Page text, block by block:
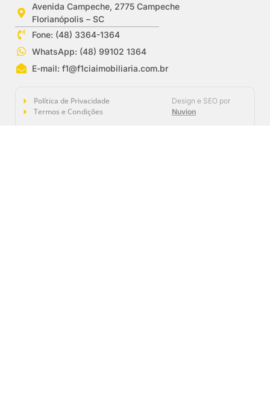
Avenida Campeche, 2775 Campeche
Florianópolis – SC
Fone: (48) 3364-1364
WhatsApp: (48) 99102 1364
E-mail:f1@f1ciaimobiliaria.com.br
Política de Privacidade
Termos e Condições
Design e SEO por
Nuvion